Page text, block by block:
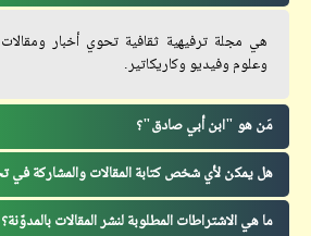
هي مجلة ترفيهية ثقافية تحوي أخبار
وعلوم وفيديو وكاريكاتير.
مَن هو "ابن أبي صادق"؟
هل يمكن لأي شخص كتابة المقالات والمشاركة في
ما هي الاشتراطات المطلوبة لنشر المقالات بالمدوّنة؟